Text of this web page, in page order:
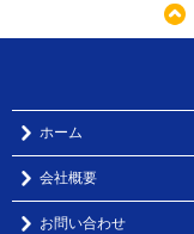
ホーム
会社概要
お問い合わせ